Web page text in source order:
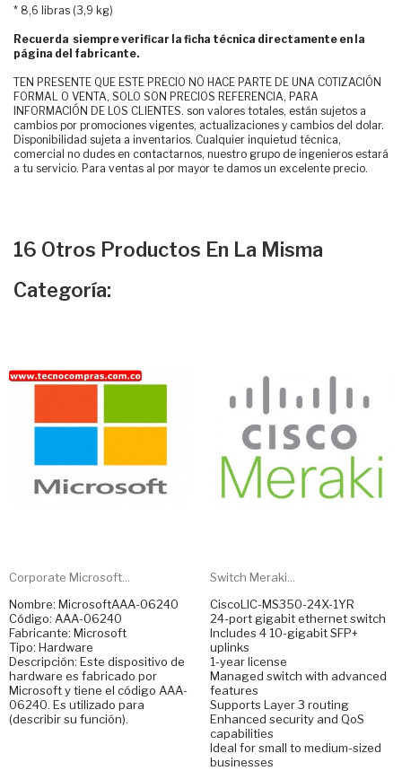
* 8,6 libras (3,9 kg)
Recuerda siempre verificar la ficha técnica directamente en la
página del fabricante.
TEN PRESENTE QUE ESTE PRECIO NO HACE PARTE DE UNA COTIZACIÓN
FORMAL O VENTA, SOLO SON PRECIOS REFERENCIA, PARA
INFORMACIÓN DE LOS CLIENTES. son valores totales, están sujetos a
cambios por promociones vigentes, actualizaciones y cambios del dolar.
Disponibilidad sujeta a inventarios. Cualquier inquietud técnica,
comercial no dudes en contactarnos, nuestro grupo de ingenieros estará
a tu servicio. Para ventas al por mayor te damos un excelente precio.
16 Otros Productos En La Misma
Categoría:
Corporate Microsoft...
Nombre: MicrosoftAAA-06240
Código: AAA-06240
Fabricante: Microsoft
Tipo: Hardware
Descripción: Este dispositivo de
hardware es fabricado por
Microsoft y tiene el código AAA-
06240. Es utilizado para
(describir su función).
Switch Meraki...
CiscoLIC-MS350-24X-1YR
24-port gigabit ethernet switch
Includes 4 10-gigabit SFP+
uplinks
1-year license
Managed switch with advanced
features
Supports Layer 3 routing
Enhanced security and QoS
capabilities
Ideal for small to medium-sized
businesses